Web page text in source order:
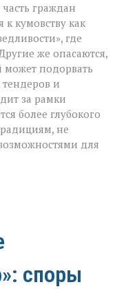
граждан
кумовству как
где
же опасаются,
может подорвать
тендеров и
за рамки
более глубокого
не
для
споры